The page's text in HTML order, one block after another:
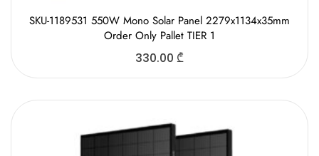
SKU-1189531 550W Mono Solar Panel 2279x1134x35mm
Order Only Pallet TIER 1
330.00 ₾